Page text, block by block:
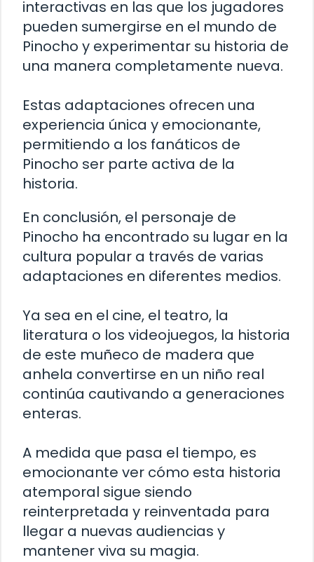
interactivas en las que los jugadores
pueden sumergirse en el mundo de
Pinocho y experimentar su historia de
una manera completamente nueva.
Estas adaptaciones ofrecen una
experiencia única y emocionante,
permitiendo a los fanáticos de
Pinocho ser parte activa de la
historia.
En conclusión, el personaje de
Pinocho ha encontrado su lugar en la
cultura popular a través de varias
adaptaciones en diferentes medios.
Ya sea en el cine, el teatro, la
literatura o los videojuegos, la historia
de este muñeco de madera que
anhela convertirse en un niño real
continúa cautivando a generaciones
enteras.
A medida que pasa el tiempo, es
emocionante ver cómo esta historia
atemporal sigue siendo
reinterpretada y reinventada para
llegar a nuevas audiencias y
mantener viva su magia.